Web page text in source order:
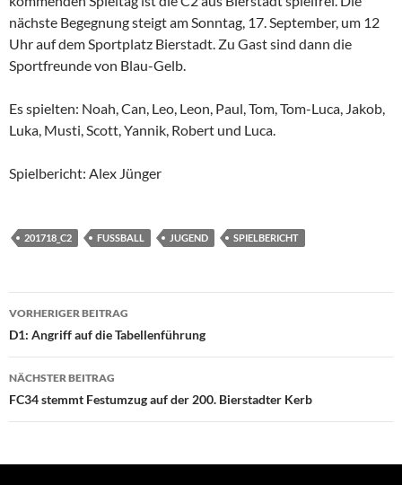
nächste Begegnung steigt am Sonntag, 17. September, um 12
Uhr auf dem Sportplatz Bierstadt. Zu Gast sind dann die
Sportfreunde von Blau-Gelb.
Es spielten: Noah, Can, Leo, Leon, Paul, Tom, Tom-Luca, Jakob,
Luka, Musti, Scott, Yannik, Robert und Luca.
Spielbericht: Alex Jünger
201718_C2 FUSSBALL JUGEND SPIELBERICHT
Beitragsnavigation
VORHERIGER BEITRAG
D1: Angriff auf die Tabellenführung
NÄCHSTER BEITRAG
FC34 stemmt Festumzug auf der 200. Bierstadter Kerb